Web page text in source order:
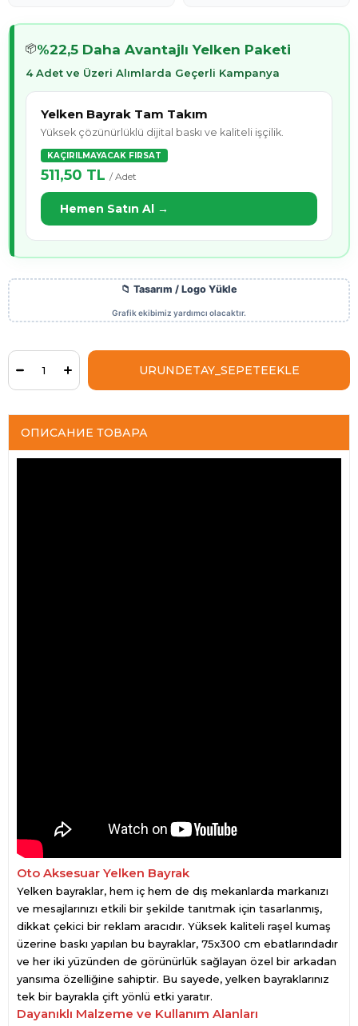
📦%22,5 Daha Avantajlı Yelken Paketi
4 Adet ve Üzeri Alımlarda Geçerli Kampanya
Yelken Bayrak Tam Takım
Yüksek çözünürlüklü dijital baskı ve kaliteli işçilik.
KAÇIRILMAYACAK FIRSAT
511,50 TL / Adet
Hemen Satın Al →
ОПИСАНИЕ ТОВАРА
Oto Aksesuar Yelken Bayrak
Yelken bayraklar, hem iç hem de dış mekanlarda markanızı
ve mesajlarınızı etkili bir şekilde tanıtmak için tasarlanmış,
dikkat çekici bir reklam aracıdır. Yüksek kaliteli raşel kumaş
üzerine baskı yapılan bu bayraklar, 75x300 cm ebatlarındadır
ve her iki yüzünden de görünürlük sağlayan özel bir arkadan
yansıma özelliğine sahiptir. Bu sayede, yelken bayraklarınız
tek bir bayrakla çift yönlü etki yaratır.
Dayanıklı Malzeme ve Kullanım Alanları